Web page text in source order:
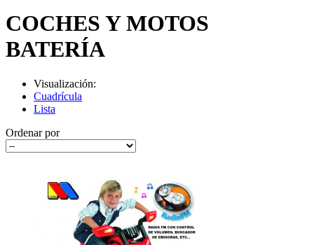
COCHES Y MOTOS
BATERÍA
Visualización:
Cuadrícula
Lista
Ordenar por